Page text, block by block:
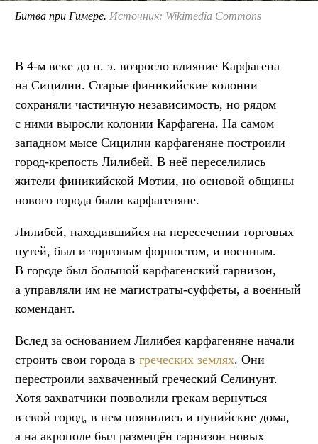
Битва при Гимере. Источник: Wikimedia Commons
В 4-м веке до н. э. возросло влияние Карфагена
на Сицилии. Старые финикийские колонии
сохраняли частичную независимость, но рядом
с ними выросли колонии Карфагена. На самом
западном мысе Сицилии карфагеняне построили
город-крепость Лилибей. В неё переселились
жители финикийской Мотии, но основой общины
нового города были карфагеняне.
Лилибей, находившийся на пересечении торговых
путей, был и торговым форпостом, и военным.
В городе был большой карфагенский гарнизон,
а управляли им не магистраты-суффеты, а военный
комендант.
Вслед за основанием Лилибея карфагеняне начали
строить свои города в греческих землях. Они
перестроили захваченный греческий Селинунт.
Хотя захватчики позволили грекам вернуться
в свой город, в нем появились и пунийские дома,
а на акрополе был размещён гарнизон новых